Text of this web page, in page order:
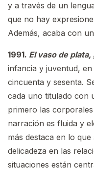
y a través de un
que no hay
Además, acaba con
1991. El vaso de plata,
infancia y juventud,
cincuenta y sesenta.
cada uno titulado con
primero las
narración es fluida y
más destaca en lo
delicadeza en las
situaciones están